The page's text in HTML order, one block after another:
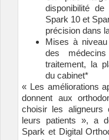
disponibilité
Spark 10 et
précision dans
Mises à
des
traitement, la
du cabinet*
« Les améliorations
donnent aux
choisir les aligneurs
leurs patients », a
Spark et Digital